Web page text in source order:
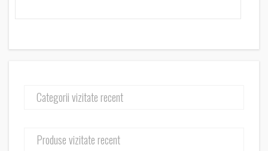
Categorii vizitate recent
Produse vizitate recent